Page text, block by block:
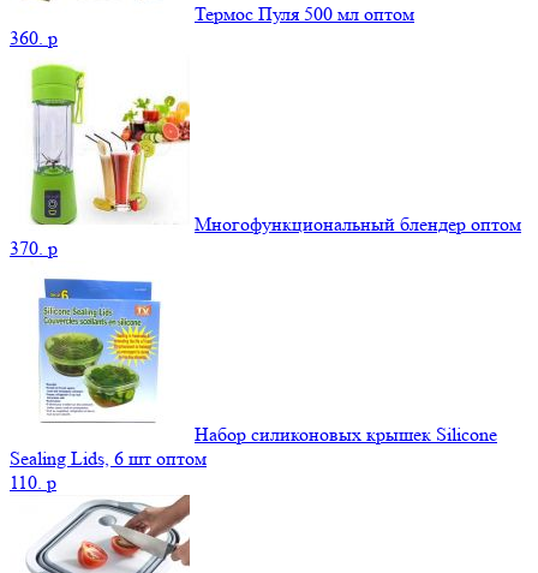
Термос Пуля 500 мл оптом
360. p
Многофункциональный блендер оптом
370. p
Набор силиконовых крышек Silicone
Sealing Lids, 6 шт оптом
110. p